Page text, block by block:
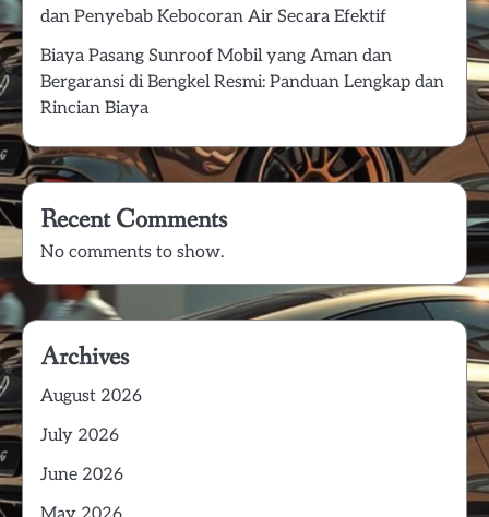
dan Penyebab Kebocoran Air Secara Efektif
Biaya Pasang Sunroof Mobil yang Aman dan
Bergaransi di Bengkel Resmi: Panduan Lengkap dan
Rincian Biaya
Recent Comments
No comments to show.
Archives
August 2026
July 2026
June 2026